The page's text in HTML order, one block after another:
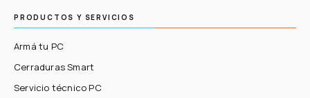
PRODUCTOS Y SERVICIOS
Armá tu PC
Cerraduras Smart
Servicio técnico PC